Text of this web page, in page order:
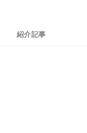
紹介記事